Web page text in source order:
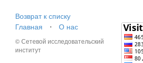
Возврат к списку
Главная
⋅ О нас
© Сетевой исследовательский
институт